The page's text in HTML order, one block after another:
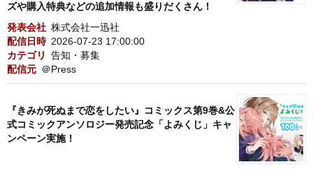
ズや購入特典などの追加情報も盛りだくさん！
発表会社 株式会社一迅社
配信日時 2026-07-23 17:00:00
カテゴリ
告知・募集
配信元 ＠Press
『きみが死ぬまで恋をしたい』コミックス第9巻&公
式コミックアンソロジー発売記念「よみくじ」キャ
ンペーン実施！